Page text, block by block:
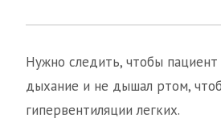
Нужно следить, чтобы
дыхание и не дышал ртом,
гипервентиляции легких.